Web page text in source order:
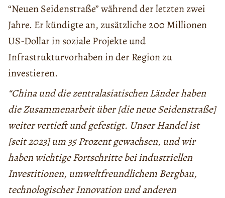
“Neuen Seidenstraße” während der letzten zwei
Jahre. Er kündigte an, zusätzliche 200 Millionen
US-Dollar in soziale Projekte und
Infrastrukturvorhaben in der Region zu
investieren.
“China und die zentralasiatischen Länder haben
die Zusammenarbeit über [die neue Seidenstraße]
weiter vertieft und gefestigt. Unser Handel ist
[seit 2023] um 35 Prozent gewachsen, und wir
haben wichtige Fortschritte bei industriellen
Investitionen, umweltfreundlichem Bergbau,
technologischer Innovation und anderen